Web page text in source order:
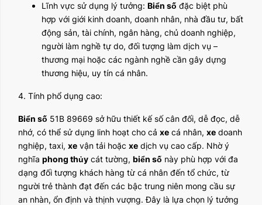
Lĩnh vực sử dụng lý tưởng: Biển số đặc biệt phù
hợp với giới kinh doanh, doanh nhân, nhà đầu tư, bất
động sản, tài chính, ngân hàng, chủ doanh nghiệp,
người làm nghề tự do, đối tượng làm dịch vụ –
thương mại hoặc các ngành nghề cần gây dựng
thương hiệu, uy tín cá nhân.
4. Tính phổ dụng cao:
Biển số 51B 89669 sở hữu thiết kế số cân đối, dễ đọc, dễ
nhớ, có thể sử dụng linh hoạt cho cả xe cá nhân, xe doanh
nghiệp, taxi, xe vận tải hoặc xe dịch vụ cao cấp. Nhờ ý
nghĩa phong thủy cát tường, biển số này phù hợp với đa
dạng đối tượng khách hàng từ cá nhân đến tổ chức, từ
người trẻ thành đạt đến các bậc trung niên mong cầu sự
an nhàn, ổn định và thịnh vượng. Đây là lựa chọn lý tưởng